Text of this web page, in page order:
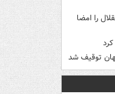
را امضا